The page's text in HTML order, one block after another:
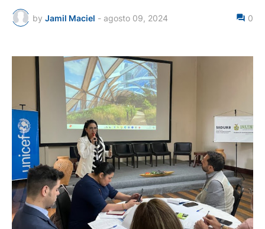
by Jamil Maciel - agosto 09, 2024 0